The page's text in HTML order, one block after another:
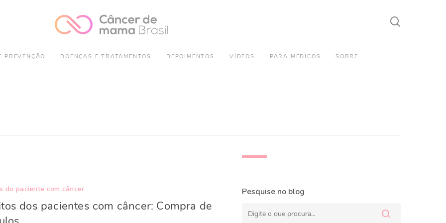
PREVENÇÃO DOENÇAS E TRATAMENTOS DEPOIMENTOS VÍDEOS PARA MÉDICOS SOBRE
do paciente com câncer
dos pacientes com câncer: Compra de
Pesquise no blog